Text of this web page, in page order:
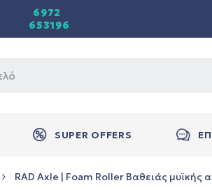
6972
653196
SUPER OFFERS
RAD Axle | Foam Roller Βαθειάς μυϊκής